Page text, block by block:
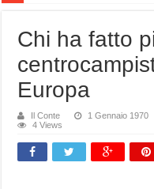
Chi ha fatto
Europa
Il Conte 1 Gennaio 1970
4 Views